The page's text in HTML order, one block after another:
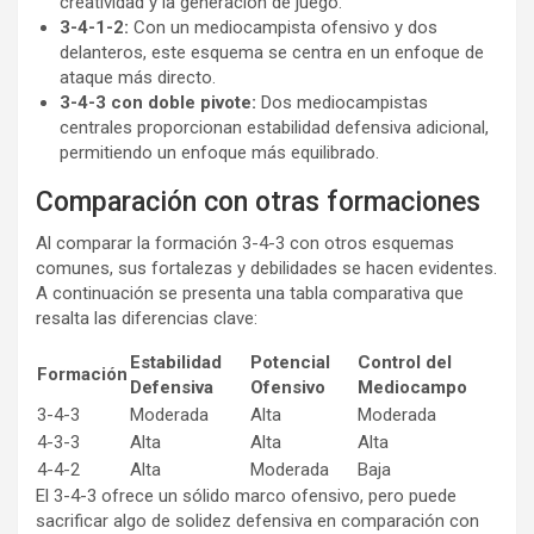
3-4-1-2: Con un mediocampista ofensivo y dos
delanteros, este esquema se centra en un enfoque de
ataque más directo.
3-4-3 con doble pivote: Dos mediocampistas
centrales proporcionan estabilidad defensiva adicional,
permitiendo un enfoque más equilibrado.
Comparación con otras formaciones
Al comparar la formación 3-4-3 con otros esquemas
comunes, sus fortalezas y debilidades se hacen evidentes.
A continuación se presenta una tabla comparativa que
resalta las diferencias clave:
Formación
Estabilidad
Defensiva
Potencial
Ofensivo
Control del
Mediocampo
3-4-3
Moderada Alta
Moderada
4-3-3
Alta Alta
Alta
4-4-2
Alta Moderada
Baja
El 3-4-3 ofrece un sólido marco ofensivo, pero puede
sacrificar algo de solidez defensiva en comparación con